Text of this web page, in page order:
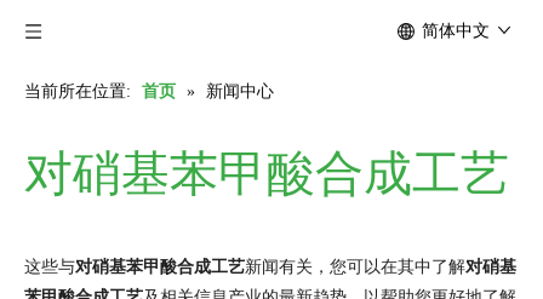
简体中文
当前所在位置: 首页 » 新闻中心
对硝基苯甲酸合成工艺
这些与对硝基苯甲酸合成工艺新闻有关，您可以在其中了解对硝基